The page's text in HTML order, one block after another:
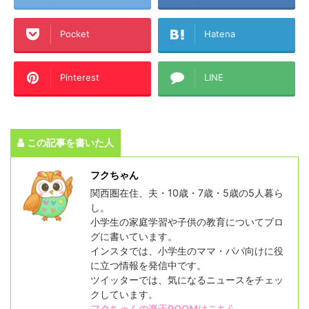
Pocket Hatena
Pinterest LINE
この記事を書いた人
フクちゃん
関西圏在住、夫・10歳・7歳・5歳の5人暮ら
し。
小学生の家庭学習や子供の教育についてブロ
グに書いています。
インスタでは、小学生のママ・パパ向けに役
に立つ情報を発信中です。
ツイッターでは、気になるニュースをチェッ
クしています。